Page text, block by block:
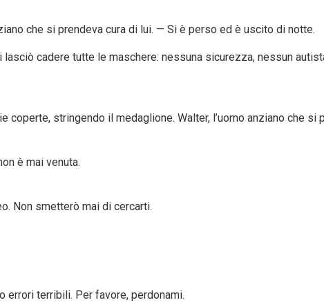
che si prendeva cura di lui. — Si è perso ed è uscito di notte.
cadere tutte le maschere: nessuna sicurezza, nessun
coperte, stringendo il medaglione. Walter, l’uomo anziano che si
è mai venuta.
Non smetterò mai di cercarti.
terribili. Per favore, perdonami.